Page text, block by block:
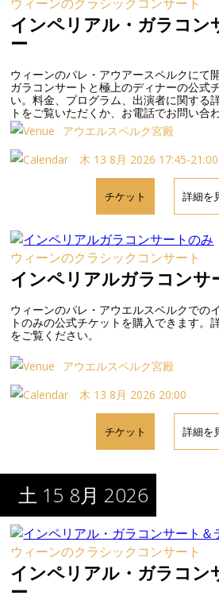
インペリアル・ガラコン
ー
ウィーンのパレ・アウアースペルクにて
ガラコンサートと極上のディナーの公式
い。料金、プログラム、出演者に関する
トをご覧いただくか、お電話でお問い合
アウエルスペルク宮殿
木 13 8月 2026 17:45-21:00
チケット 詳細を
ウィーンのクラシックコンサート
インペリアルガラコンサ
ウィーンのパレ・アウエルスベルクでの
トのみの公式チケットを購入できます。
をご覧ください。
アウエルスペルク宮殿
木 13 8月 2026 20:00
チケット 詳細を
土 15 8月 2026
ウィーンのクラシックコンサート
インペリアル・ガラコン
ー